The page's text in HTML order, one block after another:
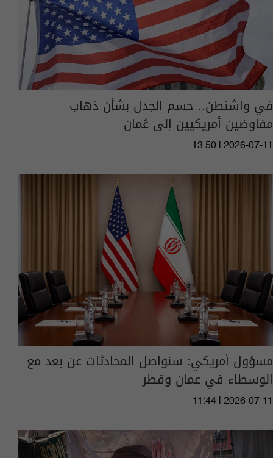
في واشنطن.. حسم الجدل بشأن ذهاب
مفاوضين أمريكيين إلى عُمان
13:50 | 2026-07-11
مسؤول أمريكي: سنواصل المحادثات عن بعد مع
الوسطاء في عمان وقطر
11:44 | 2026-07-11